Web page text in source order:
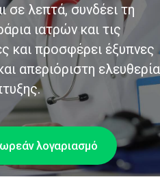
σε λεπτά, συνδέει τη
ιατρών και τις
και προσφέρει έξυπνες
απεριόριστη ελευθερία
λογαριασμό